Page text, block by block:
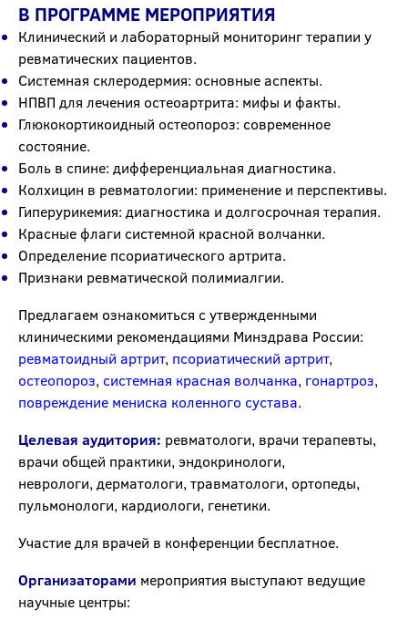
В ПРОГРАММЕ МЕРОПРИЯТИЯ
Клинический и лабораторный мониторинг терапии у
ревматических пациентов.
Системная склеродермия: основные аспекты.
НПВП для лечения остеоартрита: мифы и факты.
Глюкокортикоидный остеопороз: современное
состояние.
Боль в спине: дифференциальная диагностика.
Колхицин в ревматологии: применение и перспективы.
Гиперурикемия: диагностика и долгосрочная терапия.
Красные флаги системной красной волчанки.
Определение псориатического артрита.
Признаки ревматической полимиалгии.
Предлагаем ознакомиться с утвержденными
клиническими рекомендациями Минздрава России:
ревматоидный артрит, псориатический артрит,
остеопороз, системная красная волчанка, гонартроз,
повреждение мениска коленного сустава.
Целевая аудитория: ревматологи, врачи терапевты,
врачи общей практики, эндокринологи,
неврологи, дерматологи, травматологи, ортопеды,
пульмонологи, кардиологи, генетики.
Участие для врачей в конференции бесплатное.
Организаторами мероприятия выступают ведущие
научные центры: